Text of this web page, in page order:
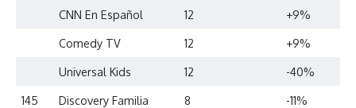
CNN En Español
12
+9%
Comedy TV
12
+9%
Universal Kids
12
-40%
145
Discovery Familia 8 -11%